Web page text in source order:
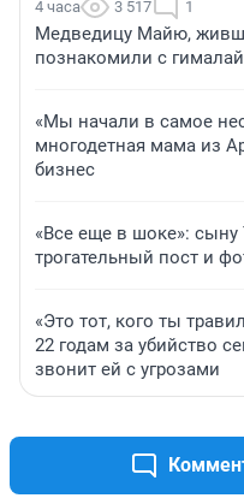
4 часа 3 517 1
Медведицу Майю,
познакомили с
«Мы начали в самое
многодетная мама из
бизнес
«Все еще в шоке»:
трогательный пост и
«Это тот, кого ты
22 годам за убийство
звонит ей с угрозами